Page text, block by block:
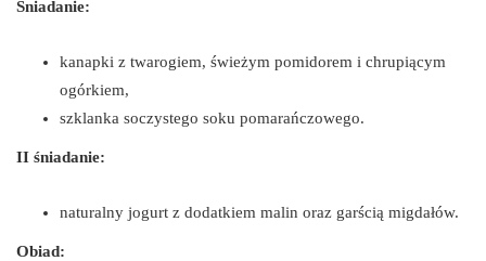
Śniadanie:
kanapki z twarogiem, świeżym pomidorem i chrupiącym
ogórkiem,
szklanka soczystego soku pomarańczowego.
II śniadanie:
naturalny jogurt z dodatkiem malin oraz garścią migdałów.
Obiad: